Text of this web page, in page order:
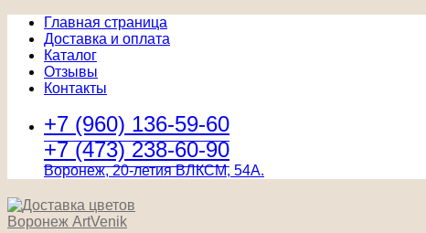
Главная страница
Доставка и оплата
Каталог
Отзывы
Контакты
+7 (960) 136-59-60
+7 (473) 238-60-90
Воронеж, 20-летия ВЛКСМ, 54А.